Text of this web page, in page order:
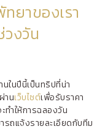
ยาของเรา
งวัน
ในปีนี้เป็นทริปที่น่า
านเว็บไซต์เพื่อรับราคา
ทำให้การฉลองวัน
รถแจ้งรายละเอียดกับทีม